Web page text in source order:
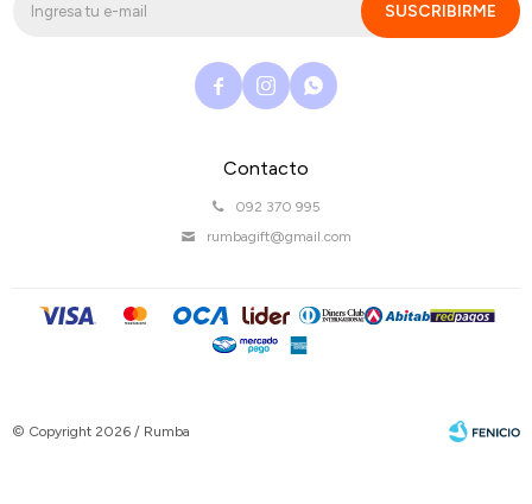
Contacto
092 370 995
rumbagift@gmail.com
SUSCRIBIRME
  
© Copyright 2026 / Rumba